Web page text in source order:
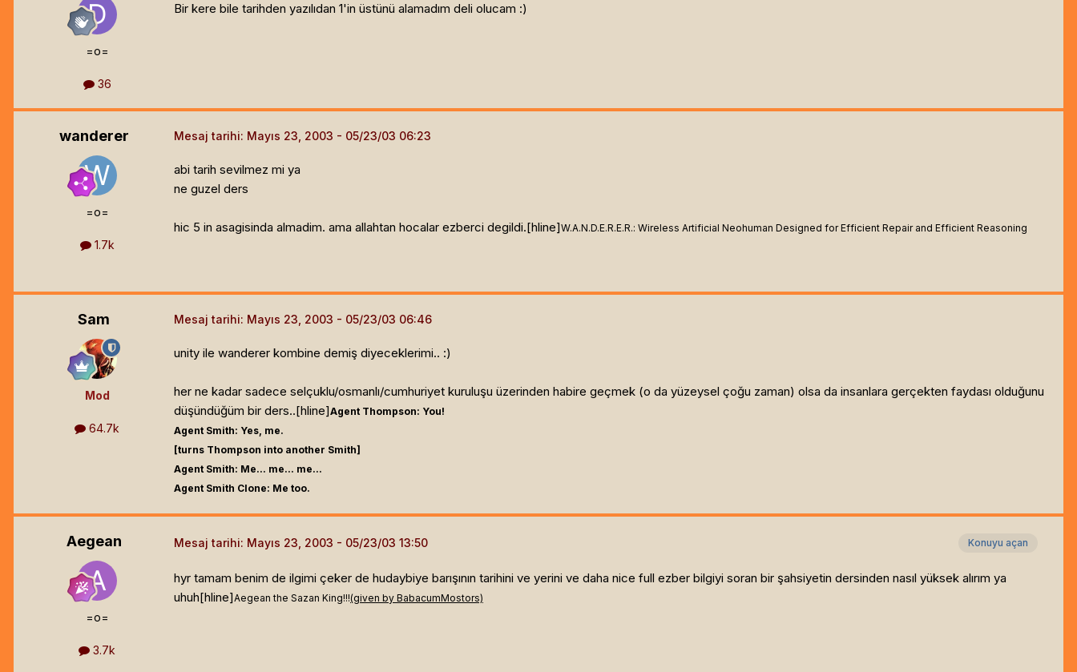
=o=
36
Bir kere bile tarihden yazılıdan 1'in üstünü alamadım deli olucam :)
wanderer
=o=
1.7k
Mesaj tarihi: Mayıs 23, 2003
abi tarih sevilmez mi ya
ne guzel ders
hic 5 in asagisinda almadim. ama allahtan hocalar ezberci degildi.[hline]W.A.N.D.E.R.E.R.: Wireless Artificial Neohuman Designed for Efficient Repair and Efficient Reasoning
Sam
Mod
64.7k
Mesaj tarihi: Mayıs 23, 2003
unity ile wanderer kombine demiş diyeceklerimi.. :)
her ne kadar sadece selçuklu/osmanlı/cumhuriyet kuruluşu üzerinden habire geçmek (o da yüzeysel çoğu zaman) olsa da insanlara gerçekten faydası olduğunu
düşündüğüm bir ders..[hline]Agent Thompson: You!
Agent Smith: Yes, me.
[turns Thompson into another Smith]
Agent Smith: Me... me... me...
Agent Smith Clone: Me too.
Aegean
=o=
3.7k
Konuyu açan
Mesaj tarihi: Mayıs 23, 2003
hyr tamam benim de ilgimi çeker de hudaybiye barışının tarihini ve yerini ve daha nice full ezber bilgiyi soran bir şahsiyetin dersinden nasıl yüksek alırım ya
uhuh[hline]Aegean the Sazan King!!!(given by BabacumMostors)